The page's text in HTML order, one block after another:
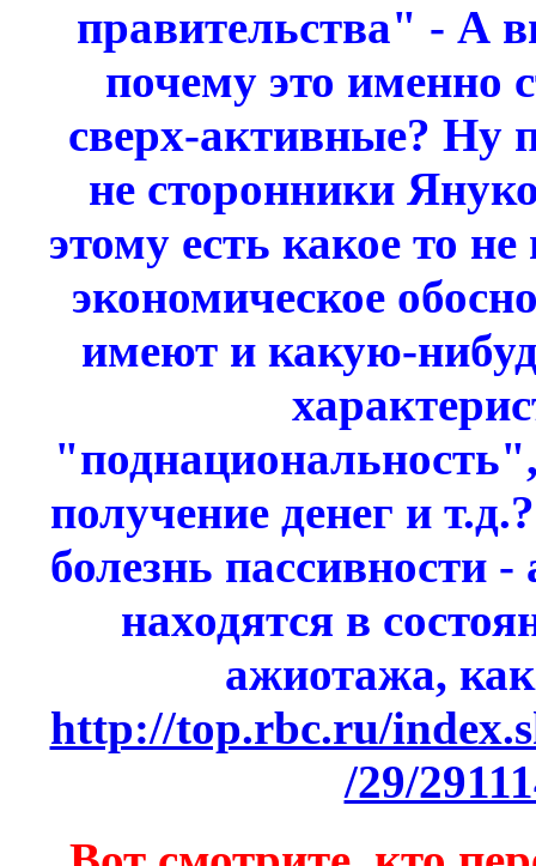
правительства" - А
почему это именно
сверх-активные? Ну
не сторонники
этому есть какое то
экономическое
имеют и какую-
получение денег и
болезнь пассивности -
находятся в
ажиотажа,
http://top.rbc.ru/
/29/